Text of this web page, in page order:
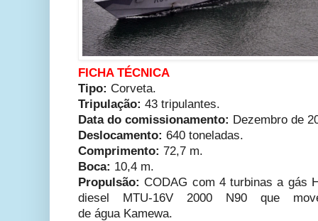
FICHA TÉCNICA
Tipo: Corveta.
Tripulação: 43 tripulantes.
Data do comissionamento: Dezembro de
Deslocamento: 640 toneladas.
Comprimento: 72,7 m.
Boca: 10,4 m.
Propulsão: CODAG com 4 turbinas a gás
diesel MTU-16V 2000 N90 que
de água Kamewa.